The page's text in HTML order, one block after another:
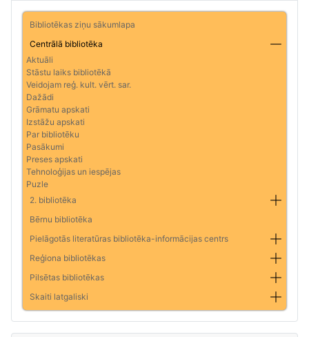
Bibliotēkas ziņu sākumlapa
Centrālā bibliotēka
Aktuāli
Stāstu laiks bibliotēkā
Veidojam reģ. kult. vērt. sar.
Dažādi
Grāmatu apskati
Izstāžu apskati
Par bibliotēku
Pasākumi
Preses apskati
Tehnoloģijas un iespējas
Puzle
2. bibliotēka
Bērnu bibliotēka
Pielāgotās literatūras bibliotēka-informācijas centrs
Reģiona bibliotēkas
Pilsētas bibliotēkas
Skaiti latgaliski